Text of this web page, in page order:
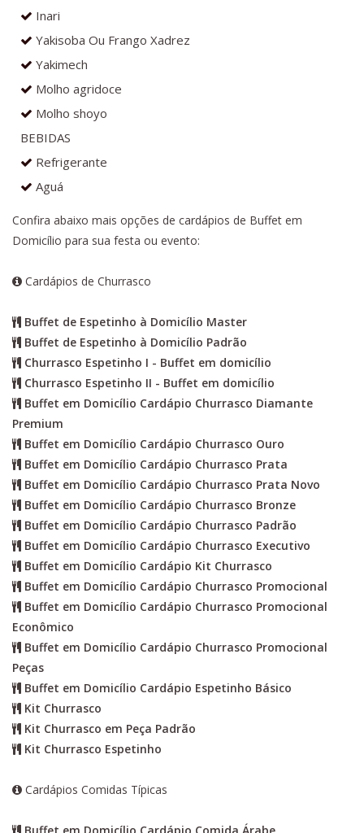
Inari
Yakisoba Ou Frango Xadrez
Yakimech
Molho agridoce
Molho shoyo
BEBIDAS
Refrigerante
Aguá
Confira abaixo mais opções de cardápios de Buffet em
Domicílio para sua festa ou evento:
Cardápios de Churrasco
Buffet de Espetinho à Domicílio Master
Buffet de Espetinho à Domicílio Padrão
Churrasco Espetinho I - Buffet em domicílio
Churrasco Espetinho II - Buffet em domicílio
Buffet em Domicílio Cardápio Churrasco Diamante
Premium
Buffet em Domicílio Cardápio Churrasco Ouro
Buffet em Domicílio Cardápio Churrasco Prata
Buffet em Domicílio Cardápio Churrasco Prata Novo
Buffet em Domicílio Cardápio Churrasco Bronze
Buffet em Domicílio Cardápio Churrasco Padrão
Buffet em Domicílio Cardápio Churrasco Executivo
Buffet em Domicílio Cardápio Kit Churrasco
Buffet em Domicílio Cardápio Churrasco Promocional
Buffet em Domicílio Cardápio Churrasco Promocional
Econômico
Buffet em Domicílio Cardápio Churrasco Promocional
Peças
Buffet em Domicílio Cardápio Espetinho Básico
Kit Churrasco
Kit Churrasco em Peça Padrão
Kit Churrasco Espetinho
Cardápios Comidas Típicas